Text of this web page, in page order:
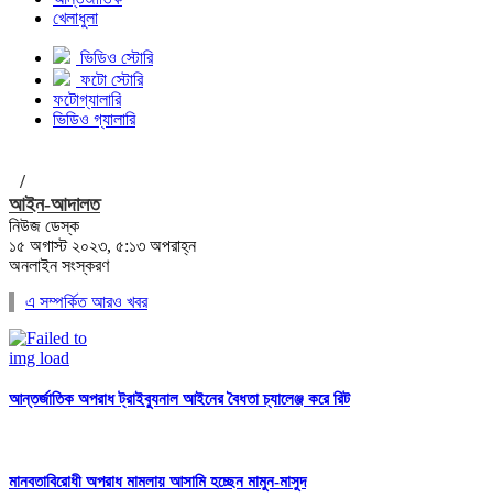
খেলাধুলা
ভিডিও স্টোরি
ফটো স্টোরি
ফটোগ্যালারি
ভিডিও গ্যালারি
/
আইন-আদালত
নিউজ ডেস্ক
১৫ অগাস্ট ২০২৩, ৫:১৩ অপরাহ্ন
অনলাইন সংস্করণ
এ সম্পর্কিত আরও খবর
আন্তর্জাতিক অপরাধ ট্রাইব্যুনাল আইনের বৈধতা চ্যালেঞ্জ করে রিট
মানবতাবিরোধী অপরাধ মামলায় আসামি হচ্ছেন মামুন-মাসুদ